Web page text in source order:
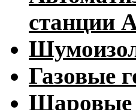
станции
Газовые
Шаровые